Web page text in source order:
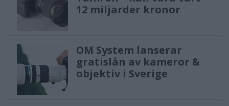
12 miljarder kronor
OM System lanserar
gratislån av kameror &
objektiv i Sverige